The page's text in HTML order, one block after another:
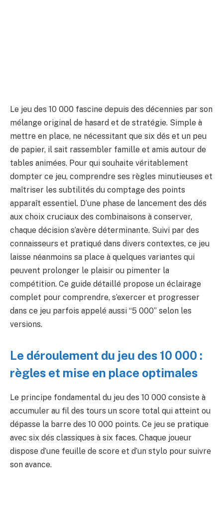
Le jeu des 10 000 fascine depuis des décennies par son
mélange original de hasard et de stratégie. Simple à
mettre en place, ne nécessitant que six dés et un peu
de papier, il sait rassembler famille et amis autour de
tables animées. Pour qui souhaite véritablement
dompter ce jeu, comprendre ses règles minutieuses et
maîtriser les subtilités du comptage des points
apparaît essentiel. D’une phase de lancement des dés
aux choix cruciaux des combinaisons à conserver,
chaque décision s’avère déterminante. Suivi par des
connaisseurs et pratiqué dans divers contextes, ce jeu
laisse néanmoins sa place à quelques variantes qui
peuvent prolonger le plaisir ou pimenter la
compétition. Ce guide détaillé propose un éclairage
complet pour comprendre, s’exercer et progresser
dans ce jeu parfois appelé aussi “5 000” selon les
versions.
Le déroulement du jeu des 10 000 :
règles et mise en place optimales
Le principe fondamental du jeu des 10 000 consiste à
accumuler au fil des tours un score total qui atteint ou
dépasse la barre des 10 000 points. Ce jeu se pratique
avec six dés classiques à six faces. Chaque joueur
dispose d’une feuille de score et d’un stylo pour suivre
son avance.